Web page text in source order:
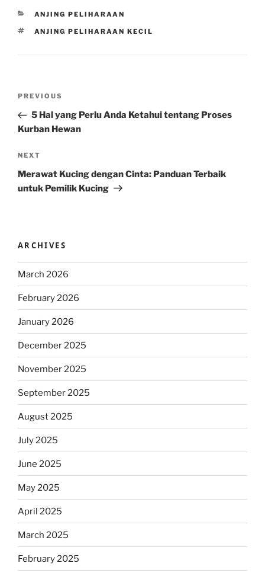
CATEGORIES
ANJING PELIHARAAN
TAGS
ANJING PELIHARAAN KECIL
Previous
Post
PREVIOUS
5 Hal yang Perlu Anda Ketahui tentang Proses
Kurban Hewan
Next
Post
NEXT
Merawat Kucing dengan Cinta: Panduan Terbaik
untuk Pemilik Kucing
ARCHIVES
March 2026
February 2026
January 2026
December 2025
November 2025
September 2025
August 2025
July 2025
June 2025
May 2025
April 2025
March 2025
February 2025